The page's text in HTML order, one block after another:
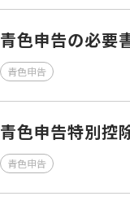
青色申告の必要
青色申告
青色申告特別控
青色申告